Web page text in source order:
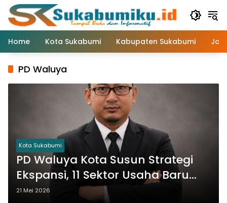
Langsung
konten
Home
Kota Sukabumi Kabupaten Sukabumi
PD Waluya
Kota Sukabumi
PD Waluya Kota Susun Strategi
Ekspansi, 11 Sektor Usaha Baru
Tengah Disiapkan
21 Mei 2026